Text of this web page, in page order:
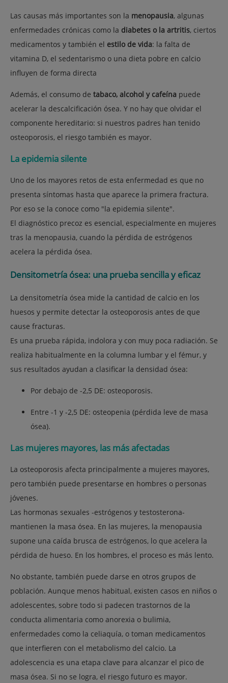
Las causas más importantes son la menopausia, algunas
enfermedades crónicas como la diabetes o la artritis, ciertos
medicamentos y también el estilo de vida: la falta de
vitamina D, el sedentarismo o una dieta pobre en calcio
influyen de forma directa
Además, el consumo de tabaco, alcohol y cafeína puede
acelerar la descalcificación ósea. Y no hay que olvidar el
componente hereditario: si nuestros padres han tenido
osteoporosis, el riesgo también es mayor.
La epidemia silente
Uno de los mayores retos de esta enfermedad es que no
presenta síntomas hasta que aparece la primera fractura.
Por eso se la conoce como "la epidemia silente".
El diagnóstico precoz es esencial, especialmente en mujeres
tras la menopausia, cuando la pérdida de estrógenos
acelera la pérdida ósea.
Densitometría ósea: una prueba sencilla y eficaz
La densitometría ósea mide la cantidad de calcio en los
huesos y permite detectar la osteoporosis antes de que
cause fracturas.
Es una prueba rápida, indolora y con muy poca radiación. Se
realiza habitualmente en la columna lumbar y el fémur, y
sus resultados ayudan a clasificar la densidad ósea:
Por debajo de -2,5 DE: osteoporosis.
Entre -1 y -2,5 DE: osteopenia (pérdida leve de masa
ósea).
Las mujeres mayores, las más afectadas
La osteoporosis afecta principalmente a mujeres mayores,
pero también puede presentarse en hombres o personas
jóvenes.
L as hormonas sexuales -estrógenos y testosterona-
mantienen la masa ósea. En las mujeres, la menopausia
supone una caída brusca de estrógenos, lo que acelera la
pérdida de hueso. En los hombres, el proceso es más lento.
No obstante, también puede darse en otros grupos de
población. Aunque menos habitual, existen casos en niños o
adolescentes, sobre todo si padecen trastornos de la
conducta alimentaria como anorexia o bulimia,
enfermedades como la celiaquía, o toman medicamentos
que interfieren con el metabolismo del calcio. La
adolescencia es una etapa clave para alcanzar el pico de
masa ósea. Si no se logra, el riesgo futuro es mayor.